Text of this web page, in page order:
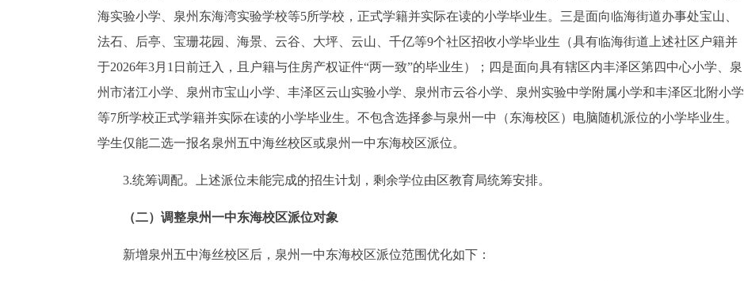
海实验小学、泉州东海湾实验学校等5所学校，正式学籍并实际在读的小学毕业生。三是面向临海街道办事处宝山、
法石、后亭、宝珊花园、海景、云谷、大坪、云山、千亿等9个社区招收小学毕业生（具有临海街道上述社区户籍并
于2026年3月1日前迁入，且户籍与住房产权证件“两一致”的毕业生）；四是面向具有辖区内丰泽区第四中心小学、泉
州市渚江小学、泉州市宝山小学、丰泽区云山实验小学、泉州市云谷小学、泉州实验中学附属小学和丰泽区北附小学
等7所学校正式学籍并实际在读的小学毕业生。不包含选择参与泉州一中（东海校区）电脑随机派位的小学毕业生。
学生仅能二选一报名泉州五中海丝校区或泉州一中东海校区派位。
3.统筹调配。上述派位未能完成的招生计划，剩余学位由区教育局统筹安排。
（二）调整泉州一中东海校区派位对象
新增泉州五中海丝校区后，泉州一中东海校区派位范围优化如下：